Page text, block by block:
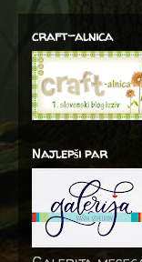
craft-alnica
Najlepši par